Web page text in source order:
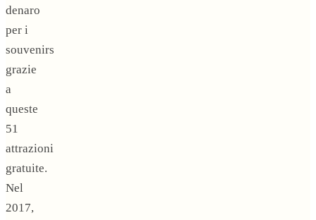
denaro
per i
souvenirs
grazie
a
queste
51
attrazioni
gratuite.
Nel
2017,